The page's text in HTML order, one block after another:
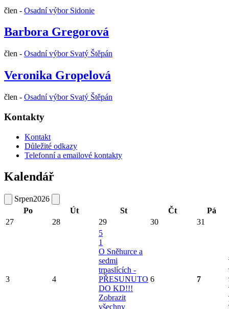
člen - Osadní výbor Sidonie
Barbora Gregorová
člen - Osadní výbor Svatý Štěpán
Veronika Gropelová
člen - Osadní výbor Svatý Štěpán
Kontakty
Kontakt
Důležité odkazy
Telefonní a emailové kontakty
Kalendář
Srpen2026
Po
Út St Čt
Pá
27
28 29 30 31
3 4
5
1
O Sněhurce a
sedmi
trpaslících -
PŘESUNUTO
DO KD!!!
Zobrazit
všechny
6 7